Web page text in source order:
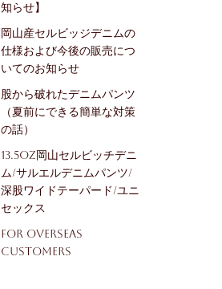
知らせ】
岡山産セルビッジデニムの
仕様および今後の販売につ
いてのお知らせ
股から破れたデニムパンツ
（夏前にできる簡単な対策
の話）
13.5oz岡山セルビッチデニ
ム/サルエルデニムパンツ/
深股ワイドテーパード/ユニ
セックス
For Overseas
Customers